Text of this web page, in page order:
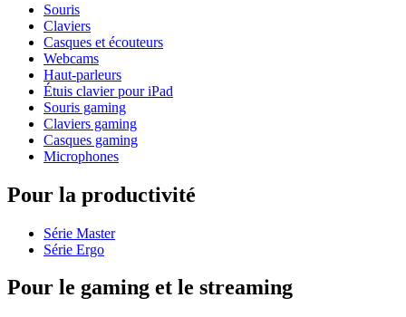
Souris
Claviers
Casques et écouteurs
Webcams
Haut-parleurs
Étuis clavier pour iPad
Souris gaming
Claviers gaming
Casques gaming
Microphones
Pour la productivité
Série Master
Série Ergo
Pour le gaming et le streaming